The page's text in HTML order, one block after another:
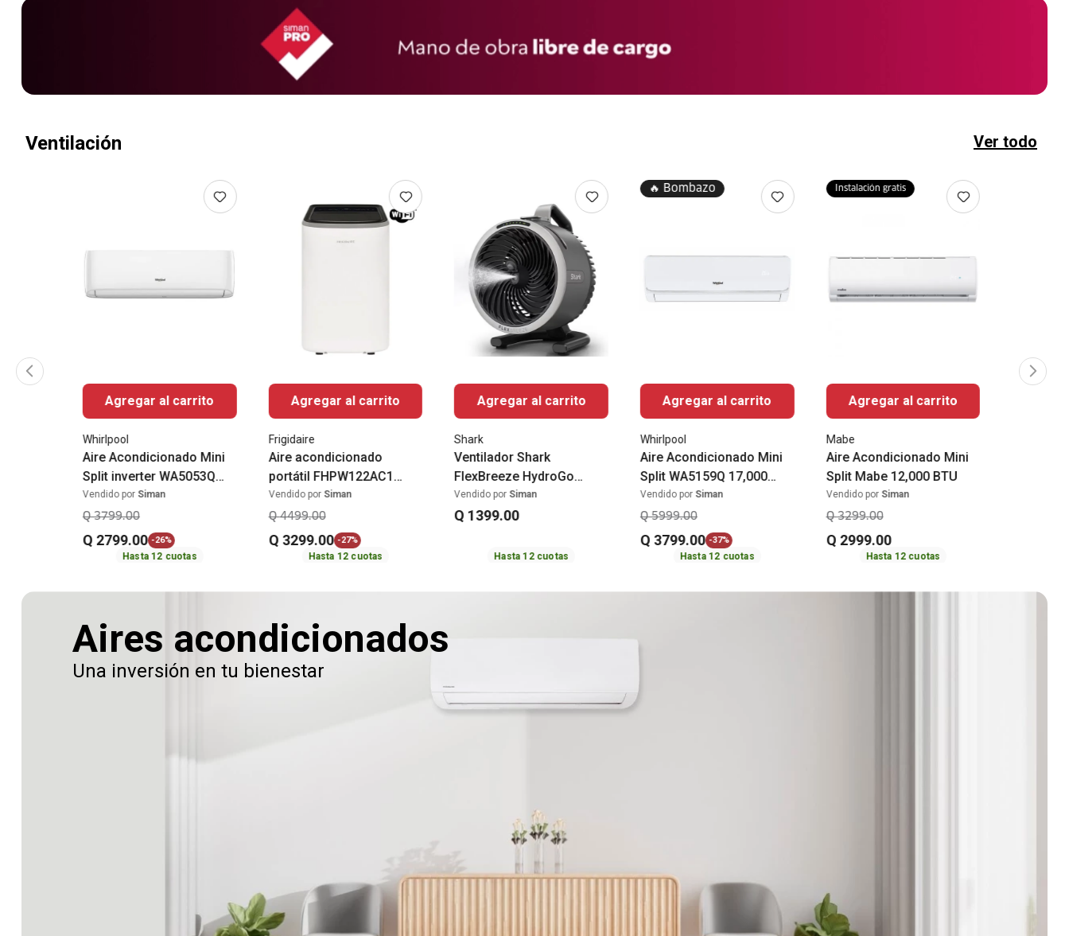
Ventilación Ver todo
Agregar al carrito
Whirlpool
Aire Acondicionado Mini
Split inverter WA5053Q
11,000 BTU Whirlpool
Vendido por Siman
Q 3799.00
Q 2799.00 -26%
Hasta 12 cuotas
Agregar al carrito
Frigidaire
Aire acondicionado
portátil FHPW122AC1
12,000 BTU Frigidaire
Vendido por Siman
Q 4499.00
Q 3299.00 -27%
Hasta 12 cuotas
Agregar al carrito
Shark
Ventilador Shark
FlexBreeze HydroGo
portátil FA052
Vendido porSiman
Q 1399.00
Hasta12 cuotas
🔥 Bombazo
Agregar al carrito
Whirlpool
Aire Acondicionado Mini
Split WA5159Q 17,000
BTU Whirlpool
Vendido por Siman
Q 5999.00
Q 3799.00 -37%
Hasta 12 cuotas
Instalación gratis
Agregar al carrito
Mabe
Aire Acondicionado Mini
Split Mabe 12,000 BTU
Vendido por Siman
Q 3299.00
Q 2999.00
Hasta 12 cuotas
Aires acondicionados
Una inversión en tu bienestar